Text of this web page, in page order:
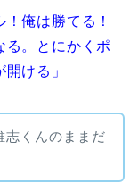
俺は勝てる！
る。とにかくポ
ける」
志くんのままだ